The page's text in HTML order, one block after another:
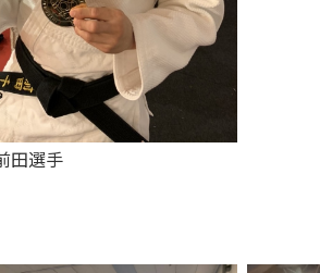
田選手